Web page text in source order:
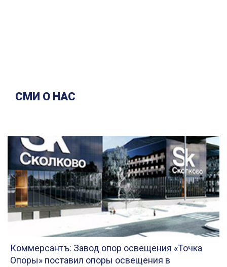
СМИ О НАС
Коммерсантъ: Завод опор освещения «Точка
Опоры» поставил опоры освещения в